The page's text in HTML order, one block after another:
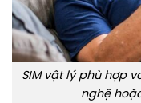
SIM vật lý phù hợp
nghệ